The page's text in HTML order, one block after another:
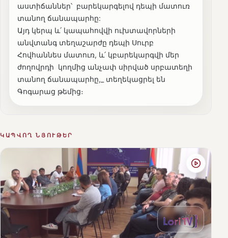
աստիճաններ՝ բարեկարգելով դեպի մատուռ
տանող ճանապարհը:
Այդ կերպ և՛ կապահովվի ուխտավորների
անվտանգ տեղաշարժը դեպի Սուրբ
Հովհաննես մատուռ, և՛ կբարեկարգվի մեր
ժողովրդի կողմից անչափ սիրված սրբատեղի
տանող ճանապարհը,_ տեղեկացրել են
Գոգարաց թեմից։
ԿԱՊՎՈՂ ՆՅՈՒԹԵՐ